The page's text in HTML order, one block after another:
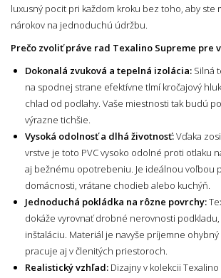
luxusný pocit pri každom kroku bez toho, aby ste
nárokov na jednoduchú údržbu.
Prečo zvoliť práve rad Texalino Supreme pre
Dokonalá zvuková a tepelná izolácia: Silná
na spodnej strane efektívne tlmí kročajový
chlad od podlahy. Vaše miestnosti tak budú
výrazne tichšie.
Vysoká odolnosť a dlhá životnosť:Vďaka
vrstve je toto PVC vysoko odolné proti otlaku
aj bežnému opotrebeniu. Je ideálnou voľbou
domácnosti, vrátane chodieb alebo kuchýň.
Jednoduchá pokládka na rôzne povrchy:
dokáže vyrovnať drobné nerovnosti
inštaláciu. Materiál je navyše príjemne
pracuje aj v členitých priestoroch.
Realistický vzhľad: Dizajny v kolekcii